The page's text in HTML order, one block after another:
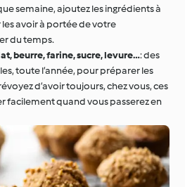
semaine, ajoutez les ingrédients à
avoir à portée de votre
du temps.
beurre, farine, sucre, levure…: des
toute l’année, pour préparer les
d’avoir toujours, chez vous, ces
facilement quand vous passerez en